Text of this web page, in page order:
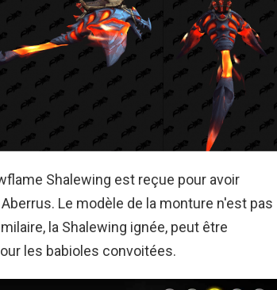
Shalewing est reçue pour avoir
Le modèle de la monture n'est pas
la Shalewing ignée, peut être
les babioles convoitées.